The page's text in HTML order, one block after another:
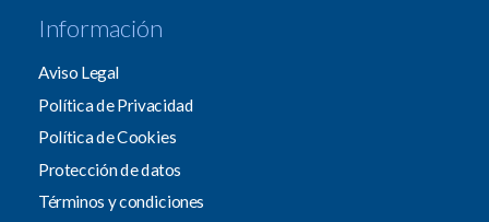
Información
Aviso Legal
Política de Privacidad
Política de Cookies
Protección de datos
Términos y condiciones